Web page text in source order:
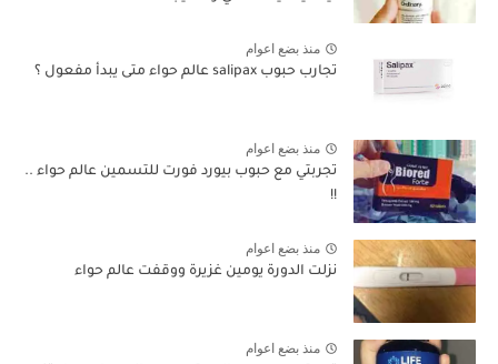
منذ بضع اعوام
تجارب حبوب salipax عالم حواء متى يبدأ مفعول ؟
منذ بضع اعوام
تجربتي مع حبوب بيورد فورت للتسمين عالم حواء ..
!!
منذ بضع اعوام
نزلت الدورة يومين غزيرة ووقفت عالم حواء
منذ بضع اعوام